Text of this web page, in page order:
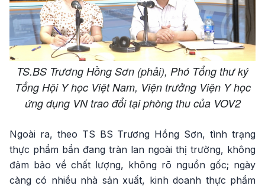
TS.BS Trương Hồng Sơn (phải), Phó Tổng thư ký
Tổng Hội Y học Việt Nam, Viện trưởng Viện Y học
ứng dụng VN trao đổi tại phòng thu của VOV2
Ngoài ra, theo TS BS Trương Hồng Sơn, tình trạng
thực phẩm bẩn đang tràn lan ngoài thị trường, không
đảm bảo về chất lượng, không rõ nguồn gốc; ngày
càng có nhiều nhà sản xuất, kinh doanh thực phẩm